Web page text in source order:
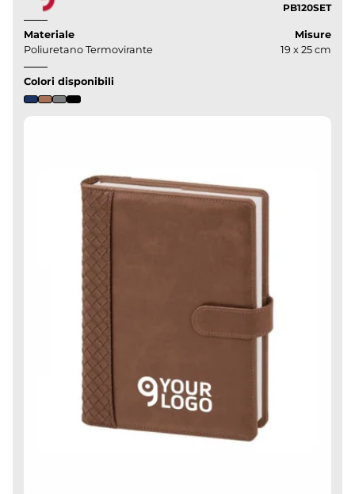
PB120SET
Materiale
Poliuretano Termovirante
Misure
19 x 25 cm
Colori disponibili